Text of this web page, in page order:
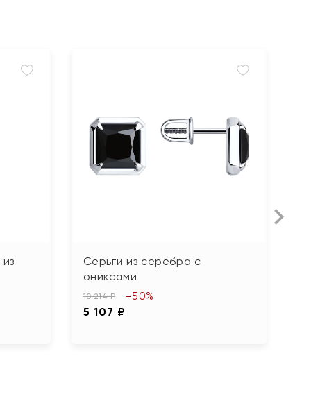
Серьги из серебра с
ониксами
10 214 ₽
5 107 ₽
-50%